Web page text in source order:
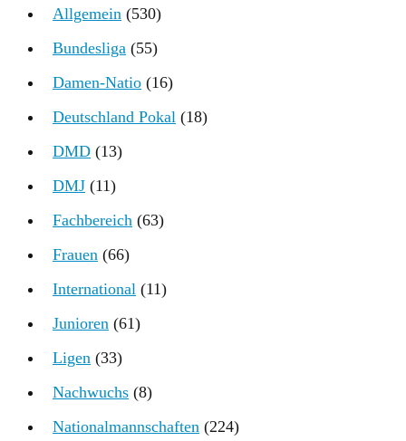
Allgemein (530)
Bundesliga (55)
Damen-Natio (16)
Deutschland Pokal (18)
DMD (13)
DMJ (11)
Fachbereich (63)
Frauen (66)
International (11)
Junioren (61)
Ligen (33)
Nachwuchs (8)
Nationalmannschaften (224)